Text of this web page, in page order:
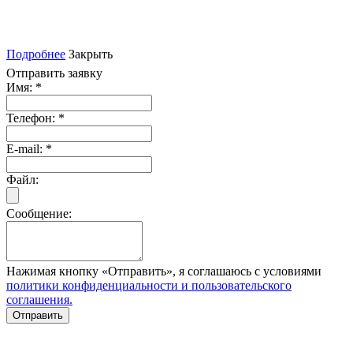
Подробнее Закрыть
Отправить заявку
Имя: *
Телефон: *
E-mail: *
Файл:
Сообщение:
Нажимая кнопку «Отправить», я соглашаюсь с условиями
политики конфиденциальности и пользовательского
соглашения.
Отправить